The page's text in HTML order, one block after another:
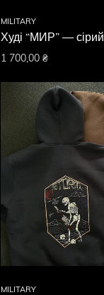
MILITARY
Худі “МИР” — сірий
1 700,00₴
MILITARY